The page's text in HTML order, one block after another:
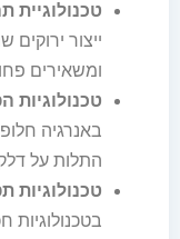
טכנולוגיית
ייצור
ומשאירים
באנרגיה
התלות על
טכנולוגיות